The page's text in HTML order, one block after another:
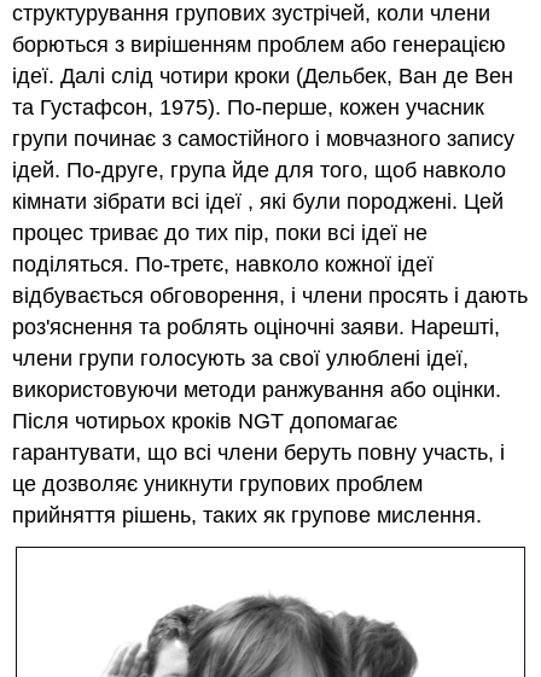
структурування групових зустрічей, коли члени
борються з вирішенням проблем або генерацією
ідеї. Далі слід чотири кроки (Дельбек, Ван де Вен
та Густафсон, 1975). По-перше, кожен учасник
групи починає з самостійного і мовчазного запису
ідей. По-друге, група йде для того, щоб навколо
кімнати зібрати всі ідеї , які були породжені. Цей
процес триває до тих пір, поки всі ідеї не
поділяться. По-третє, навколо кожної ідеї
відбувається обговорення, і члени просять і дають
роз'яснення та роблять оціночні заяви. Нарешті,
члени групи голосують за свої улюблені ідеї,
використовуючи методи ранжування або оцінки.
Після чотирьох кроків NGT допомагає
гарантувати, що всі члени беруть повну участь, і
це дозволяє уникнути групових проблем
прийняття рішень, таких як групове мислення.